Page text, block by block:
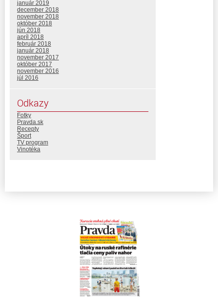
január 2019
december 2018
november 2018
október 2018
jún 2018
apríl 2018
február 2018
január 2018
november 2017
október 2017
november 2016
júl 2016
Odkazy
Fotky
Pravda.sk
Recepty
Šport
TV program
Vinotéka